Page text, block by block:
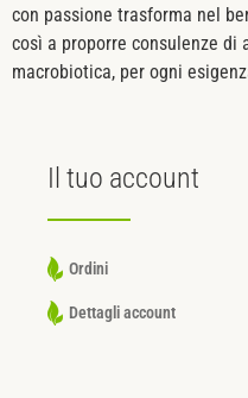
con passione trasforma nel
così a proporre consulenze di
macrobiotica, per ogni
Il tuo account
Ordini
Dettagli account